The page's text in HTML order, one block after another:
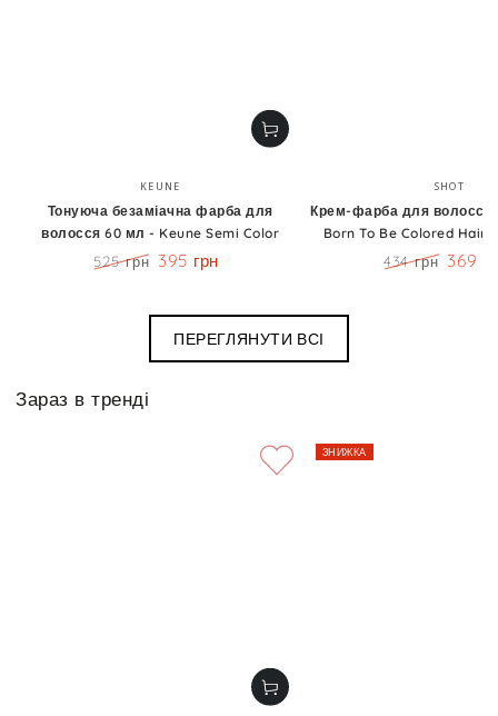
Бренд:
KEUNE
Тонуюча безаміачна фарба для
волосся 60 мл - Keune Semi Color
525 грн 395 грн
SHOT
Крем-фарба для волосся
Born To Be Colored Hair
434 грн 369
ПЕРЕГЛЯНУТИ ВСІ
Зараз в тренді
ЗНИЖКА